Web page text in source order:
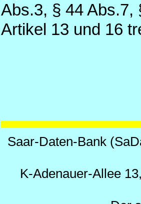
Abs.3, § 44 Abs.7,
Artikel 13 und 16
Saar-Daten-Bank
K-Adenauer-Allee